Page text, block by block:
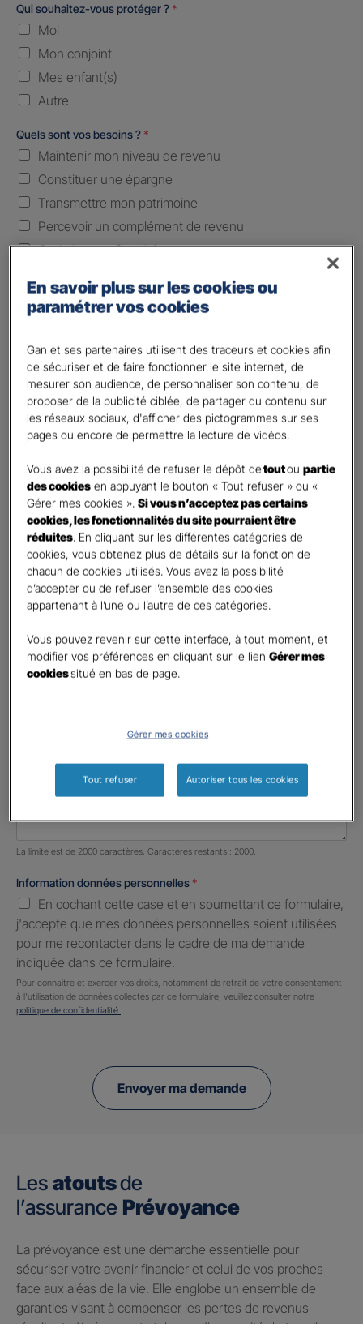
Qui souhaitez-vous protéger ? *
Moi
Mon conjoint
Mes enfant(s)
Autre
Quels sont vos besoins ? *
Maintenir mon niveau de revenu
Constituer une épargne
Transmettre mon patrimoine
Percevoir un complément de revenu
Optimiser ma fiscalité
Plusieurs choix possibles
Etes-vous déjà client Gan assurances ?*
Oui
Non
Civilité*
Madame
Monsieur
Contact*
First
Votre profession
Profession libérale
Téléphone
United
Informations complémentaires (facultatif)
Nombre de caractères restants :2000 caractères restants
La limite est de 2000 caractères. Caractères restants : 2000.
Information données personnelles *
En cochant cette case et en soumettant ce formulaire,
j'accepte que mes données personnelles soient utilisées
pour me recontacter dans le cadre de ma demande
indiquée dans ce formulaire.
Pour connaitre et exercer vos droits, notamment de retrait de votre consentement
à l'utilisation de données collectés par ce formulaire, veuillez consulter notre
politique de confidentialité.
Envoyer ma demande
Les atoutsde
l’assurance Prévoyance
​La prévoyance est une démarche essentielle pour
sécuriser votre avenir financier et celui de vos proches
face aux aléas de la vie. Elle englobe un ensemble de
garanties visant à compenser les pertes de revenus
En savoir plus sur les cookies ou
paramétrer vos cookies
Gan et ses partenaires utilisent des traceurs et cookies afin
de sécuriser et de faire fonctionner le site internet, de
mesurer son audience, de personnaliser son contenu, de
proposer de la publicité ciblée, de partager du contenu sur
les réseaux sociaux, d'afficher des pictogrammes sur ses
pages ou encore de permettre la lecture de vidéos.
Vous avez la possibilité de refuser le dépôt detoutoupartie
des cookies en appuyant le bouton « Tout refuser » ou «
Gérer mes cookies ».Si vous n’acceptez pas certains
cookies, les fonctionnalités du site pourraient être
réduites. En cliquant sur les différentes catégories de
cookies, vous obtenez plus de détails sur la fonction de
chacun de cookies utilisés. Vous avez la possibilité
d’accepter ou de refuser l’ensemble des cookies
appartenant à l’une ou l’autre de ces catégories.
Vous pouvez revenir sur cette interface, à tout moment, et
modifier vos préférences en cliquant sur le lienGérer mes
cookiessitué en bas de page.
Gérer mes cookies
Tout refuser Autoriser tous les cookies